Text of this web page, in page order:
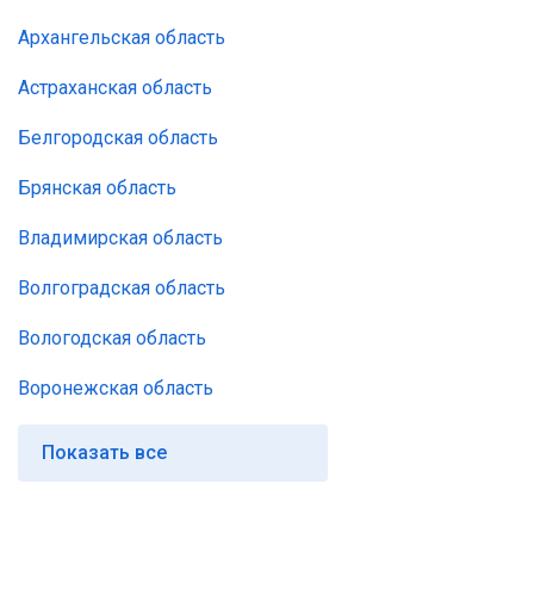
Архангельская область
Астраханская область
Белгородская область
Брянская область
Владимирская область
Волгоградская область
Вологодская область
Воронежская область
Показать все